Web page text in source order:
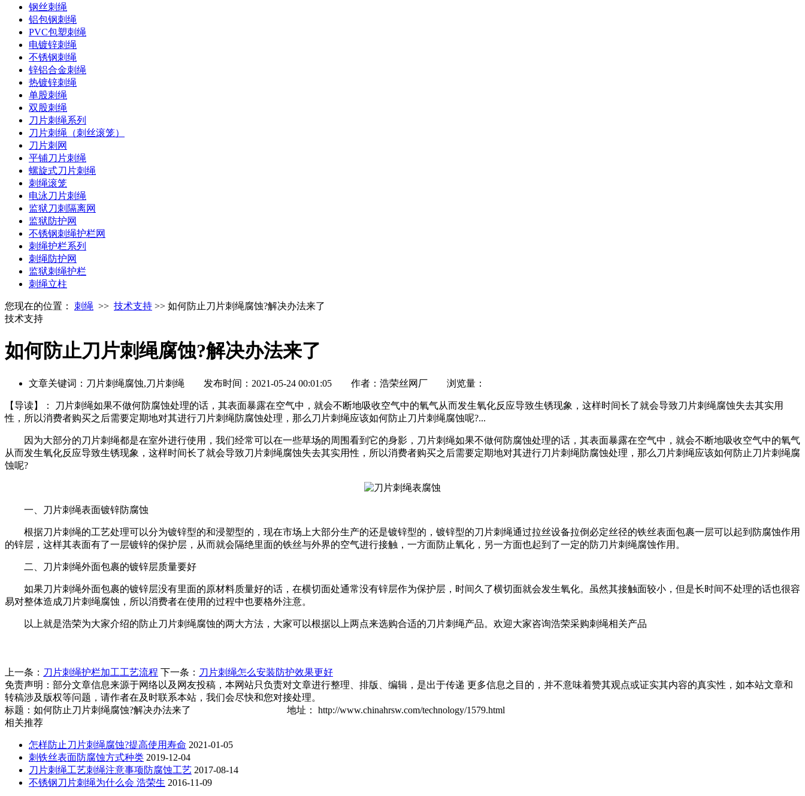
钢丝刺绳
铝包钢刺绳
PVC包塑刺绳
电镀锌刺绳
不锈钢刺绳
锌铝合金刺绳
热镀锌刺绳
单股刺绳
双股刺绳
刀片刺绳系列
刀片刺绳（刺丝滚笼）
刀片刺网
平铺刀片刺绳
螺旋式刀片刺绳
刺绳滚笼
电泳刀片刺绳
监狱刀刺隔离网
监狱防护网
不锈钢刺绳护栏网
刺绳护栏系列
刺绳防护网
监狱刺绳护栏
刺绳立柱
您现在的位置： 刺绳 >> 技术支持 >> 如何防止刀片刺绳腐蚀?解决办法来了
技术支持
如何防止刀片刺绳腐蚀?解决办法来了
文章关键词：刀片刺绳腐蚀,刀片刺绳 发布时间：2021-05-24 00:01:05 作者：浩荣丝网厂 浏览量：
【导读】：
刀片刺绳如果不做何防腐蚀处理的话，其表面暴露在空气中，就会不断地吸收空气中的氧气从而发生氧化反应导致生锈现象，这样时间长了就会导致刀片刺绳腐蚀失去其实用
性，所以消费者购买之后需要定期地对其进行刀片刺绳防腐蚀处理，那么刀片刺绳应该如何防止刀片刺绳腐蚀呢?...
因为大部分的刀片刺绳都是在室外进行使用，我们经常可以在一些草场的周围看到它的身影，刀片刺绳如果不做何防腐蚀处理的话，其表面暴露在空气中，就会不断地吸收空气中的氧气
从而发生氧化反应导致生锈现象，这样时间长了就会导致刀片刺绳腐蚀失去其实用性，所以消费者购买之后需要定期地对其进行刀片刺绳防腐蚀处理，那么刀片刺绳应该如何防止刀片刺绳腐
蚀呢?
一、刀片刺绳表面镀锌防腐蚀
根据刀片刺绳的工艺处理可以分为镀锌型的和浸塑型的，现在市场上大部分生产的还是镀锌型的，镀锌型的刀片刺绳通过拉丝设备拉倒必定丝径的铁丝表面包裹一层可以起到防腐蚀作用
的锌层，这样其表面有了一层镀锌的保护层，从而就会隔绝里面的铁丝与外界的空气进行接触，一方面防止氧化，另一方面也起到了一定的防刀片刺绳腐蚀作用。
二、刀片刺绳外面包裹的镀锌层质量要好
如果刀片刺绳外面包裹的镀锌层没有里面的原材料质量好的话，在横切面处通常没有锌层作为保护层，时间久了横切面就会发生氧化。虽然其接触面较小，但是长时间不处理的话也很容
易对整体造成刀片刺绳腐蚀，所以消费者在使用的过程中也要格外注意。
以上就是浩荣为大家介绍的防止刀片刺绳腐蚀的两大方法，大家可以根据以上两点来选购合适的刀片刺绳产品。欢迎大家咨询浩荣采购刺绳相关产品
上一条： 刀片刺绳护栏加工工艺流程 下一条： 刀片刺绳怎么安装防护效果更好
免责声明：部分文章信息来源于网络以及网友投稿，本网站只负责对文章进行整理、排版、编辑，是出于传递 更多信息之目的，并不意味着赞其观点或证实其内容的真实性，如本站文章和
转稿涉及版权等问题，请作者在及时联系本站，我们会尽快和您对接处理。
标题：如何防止刀片刺绳腐蚀?解决办法来了 地址： http://www.chinahrsw.com/technology/1579.html
相关推荐
怎样防止刀片刺绳腐蚀?提高使用寿命 2021-01-05
刺铁丝表面防腐蚀方式种类 2019-12-04
刀片刺绳工艺刺绳注意事项防腐蚀工艺 2017-08-14
不锈钢刀片刺绳为什么会 浩荣生 2016-11-09